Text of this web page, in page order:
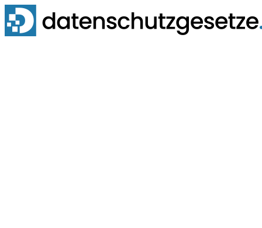
Zum
Inhalt
springen